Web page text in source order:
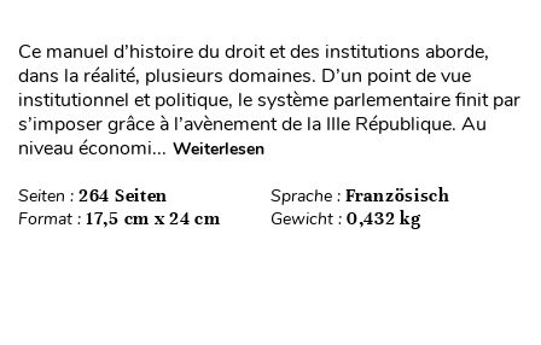
Ce manuel d’histoire du droit et des institutions aborde,
dans la réalité, plusieurs domaines. D’un point de vue
institutionnel et politique, le système parlementaire finit par
s’imposer grâce à l’avènement de la IIIe République. Au
niveau économi... Weiterlesen
Seiten : 264 Seiten Sprache : Französisch
Format : 17,5 cm x 24 cm Gewicht : 0,432 kg